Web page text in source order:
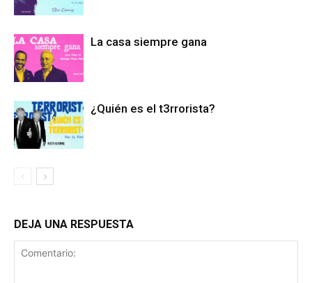
La casa siempre gana
¿Quién es el t3rrorista?
DEJA UNA RESPUESTA